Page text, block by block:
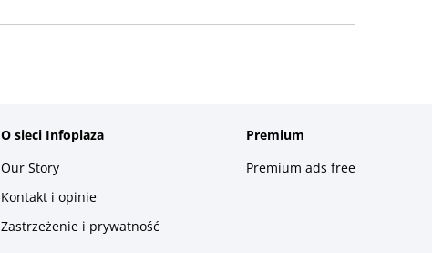
O sieci Infoplaza
Our Story
Kontakt i opinie
Zastrzeżenie i prywatność
Premium
Premium ads free